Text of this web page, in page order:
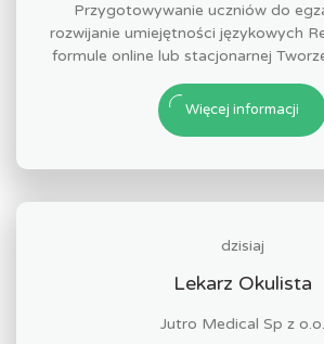
Przygotowywanie uczniów do
rozwijanie umiejętności językowych
formule online lub stacjonarnej
Więcej informacji
dzisiaj
Lekarz Okulista
Jutro Medical Sp z o.o.